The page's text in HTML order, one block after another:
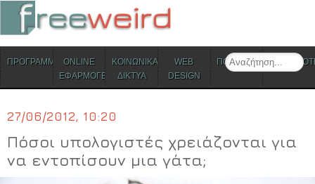
Search
Skip to content
ΠΡΟΓΡΑΜΜΑΤΑONLINE
ΕΦΑΡΜΟΓΕΣ
ΚΟΙΝΩΝΙΚΑ
ΔΙΚΤΥΑ
WEB
DESIGN
ΠΟΛΙΤΙΣΜΟΣ
27/06/2012, 10:20
Πόσοι υπολογιστές χρειάζονται για
να εντοπίσουν μια γάτα;